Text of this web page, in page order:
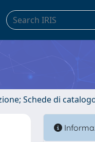
Schede di